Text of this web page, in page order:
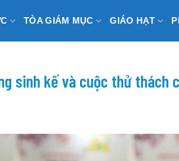
TÒA GIÁM MỤC GIÁO HẠT
sinh kế và cuộc thử thách